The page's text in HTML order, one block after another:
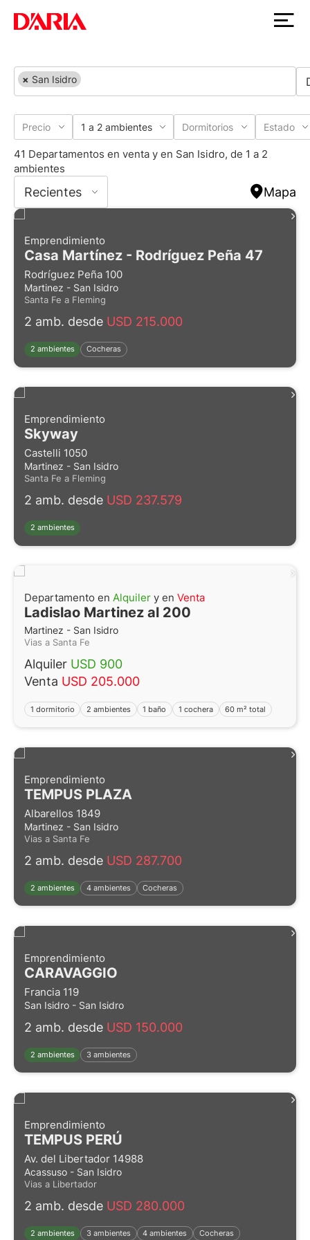
× San Isidro
Precio 1 a 2 ambientes Dormitorios Estado
41 Departamentos en venta y en San Isidro, de 1 a 2
ambientes
Recientes Mapa
Emprendimiento
Casa Martínez - Rodríguez Peña 47
Rodríguez Peña 100
Martinez - San Isidro
Santa Fe a Fleming
2 amb. desde USD 215.000
2 ambientes Cocheras
Emprendimiento
Skyway
Castelli 1050
Martinez - San Isidro
Santa Fe a Fleming
2 amb. desde USD 237.579
2 ambientes
Departamento en Alquiler y en Venta
Ladislao Martinez al 200
Martinez - San Isidro
Vias a Santa Fe
Alquiler USD 900
Venta USD 205.000
1 dormitorio 2 ambientes 1 baño 1 cochera 60 m² total
Emprendimiento
TEMPUS PLAZA
Albarellos 1849
Martinez - San Isidro
Vias a Santa Fe
2 amb. desde USD 287.700
2 ambientes 4 ambientes Cocheras
Emprendimiento
CARAVAGGIO
Francia 119
San Isidro - San Isidro
2 amb. desde USD 150.000
2 ambientes 3 ambientes
Emprendimiento
TEMPUS PERÚ
Av. del Libertador 14988
Acassuso - San Isidro
Vias a Libertador
2 amb. desde USD 280.000
2 ambientes 3 ambientes 4 ambientes Cocheras